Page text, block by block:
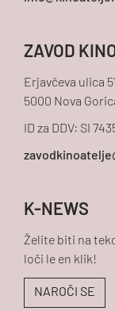
ZAVOD
Erjavčeva ulica
5000 Nova
ID za DDV: SI
K-NEWS
Želite biti na
loči le en klik!
NAROČI SE